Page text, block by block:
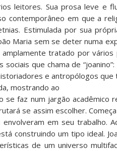
leitores. Sua prosa leve e
contemporâneo em que a
Estimulada por sua
Maria sem se deter numa
tratado por vários
que chama de
e antropólogos
mostrando ao
faz num jargão acadêmico
se assim escolher.
em seu trabalho.
construindo um tipo ideal.
de um universo